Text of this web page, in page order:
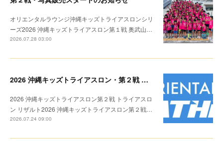
オリエンタルラウンジ沖縄キッズトライアスロンシリ
ーズ2026 沖縄キッズトライアスロン第１戦 奥武山…
2026.07.28 03:00
2026 沖縄キッズトライアスロン・第２戦 リザルト
2026 沖縄キッズトライアスロン第２戦 トライアスロ
ン リザルト2026 沖縄キッズトライアスロン第２戦…
2026.07.24 09:00